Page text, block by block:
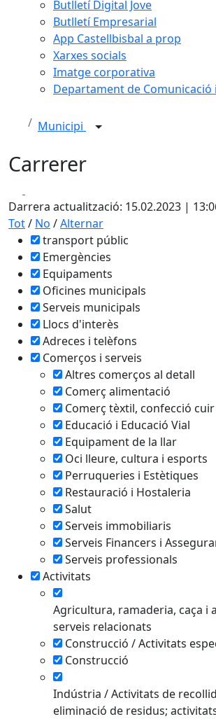
Butlletí Digital Jove
Butlletí Empresarial
App Castellbisbal a prop
Xarxes socials
Imatge corporativa
Departament de Comunicació
Municipi
Carrerer
+
−
Darrera actualització: 15.02.2023 |
Tot/ No /Alternar
transport públic
Emergències
Equipaments
Oficines municipals
Serveis municipals
Llocs d'interès
Adreces i telèfons
Comerços i serveis
Altres comerços al detall
Comerç alimentació
Comerç tèxtil, confecció
Educació i Educació Vial
Equipament de la llar
Oci lleure, cultura i esports
Perruqueries i Estètiques
Restauració i Hostaleria
Salut
Serveis immobiliaris
Serveis Financers i
Serveis professionals
Activitats
Agricultura, ramaderia, caça i
serveis relacionats
Construcció / Activitats
Construcció
Indústria / Activitats de
eliminació de residus;